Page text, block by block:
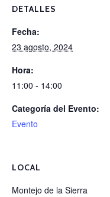
DETALLES
Fecha:
23 agosto, 2024
Hora:
11:00 - 14:00
Categoría del Evento:
Evento
LOCAL
Montejo de la Sierra